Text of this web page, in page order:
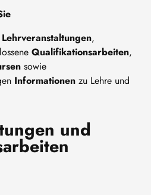
Lehrveranstaltungen,
Qualifikationsarbeiten,
sowie
Informationen zu Lehre und
und